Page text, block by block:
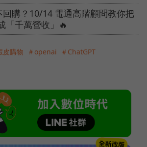
回購？10/14 電通高階顧問教你把
「千萬營收」🔥
皮購物 ＃openai ＃ChatGPT